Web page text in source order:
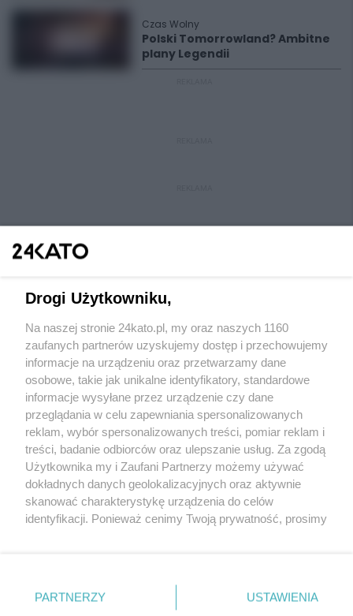
Czas Wolny
Polski Tomorrowland? Ambitne
plany Legendii
Wydawca mediów lokalnych
Nie zapomnij
zapoznać się z:
polityką prywatności regulamin korzystania z portali
Twojemiasto
Piekary Śląskie
Chorzów
Tarnowskie Góry
Gliwice
Skontakuj sięz nami
Kontakt
Wydawca
Redakcja
Drogi Użytkowniku,
Na naszej stronie 24kato.pl, my oraz naszych 1160
zaufanych partnerów uzyskujemy dostęp i przechowujemy
informacje na urządzeniu oraz przetwarzamy dane
osobowe, takie jak unikalne identyfikatory, standardowe
informacje wysyłane przez urządzenie czy dane
przeglądania w celu zapewniania spersonalizowanych
reklam, wybór spersonalizowanych treści, pomiar reklam i
treści, badanie odbiorców oraz ulepszanie usług. Za zgodą
Użytkownika my i Zaufani Partnerzy możemy używać
dokładnych danych geolokalizacyjnych oraz aktywnie
skanować charakterystykę urządzenia do celów
identyfikacji. Ponieważ cenimy Twoją prywatność, prosimy
prywatności znajdujący się w lewym dolnym rogu strony
. Niektóre rodzaje przetwarzania danych nie wymagają
PARTNERZY USTAWIENIA